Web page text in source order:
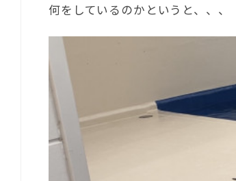
何をしているのかというと、、、